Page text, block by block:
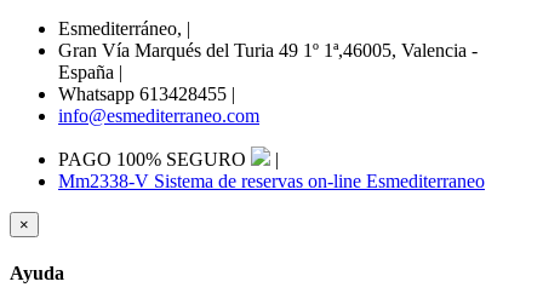
Esmediterráneo, |
Gran Vía Marqués del Turia 49 1º 1ª,46005, Valencia -
España |
Whatsapp 613428455 |
info@esmediterraneo.com
PAGO 100% SEGURO
|
Mm2338-V Sistema de reservas on-line Esmediterraneo
×
Ayuda